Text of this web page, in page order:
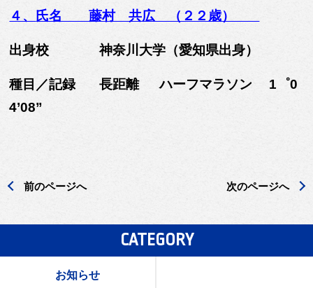
４、 氏名 藤村 共広 （２２歳）
出身校 神奈川大学（愛知県出身）
種目／記録 長距離 ハーフマラソン 1゜0
4’08”
前のページへ 次のページへ
CATEGORY
お知らせ